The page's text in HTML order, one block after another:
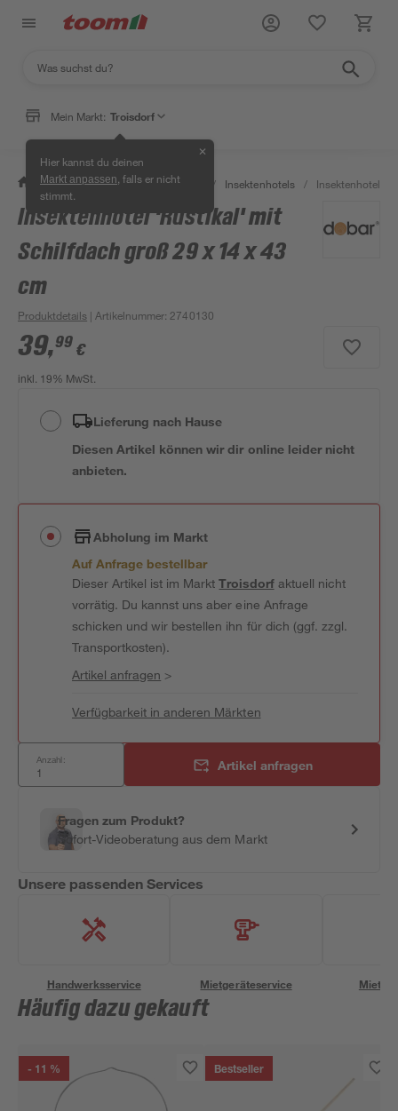
Mein Markt: Troisdorf
Hier kannst du deinen
Markt anpassen , falls er nicht
stimmt.
✕
/ Garten & Freizeit / Tierbedarf / Insektenhotels / Insektenhotel
Insektenhotel 'Rustikal' mit
Schilfdach groß 29 x 14 x 43
cm
Produktdetails | Artikelnummer: 2740130
39,99 €
inkl. 19% MwSt.
Lieferung nach Hause
Diesen Artikel können wir dir online leider nicht
anbieten.
Abholung im Markt
Auf Anfrage bestellbar
Dieser Artikel ist im MarktTroisdorfaktuell nicht
vorrätig. Du kannst uns aber eine Anfrage
schicken und wir bestellen ihn für dich (ggf. zzgl.
Transportkosten).
Artikel anfragen >
Verfügbarkeit in anderen Märkten
Anzahl: Artikel anfragen
Fragen zum Produkt?
Sofort-Videoberatung aus dem Markt
Unsere passenden Services
Handwerksservice Mietgeräteservice
Häufig dazu gekauft
- 11 % Bestseller